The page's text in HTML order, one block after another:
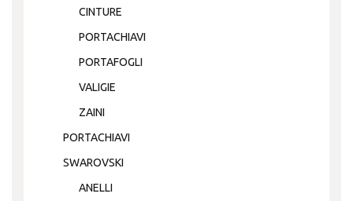
CINTURE
PORTACHIAVI
PORTAFOGLI
VALIGIE
ZAINI
PORTACHIAVI
SWAROVSKI
ANELLI